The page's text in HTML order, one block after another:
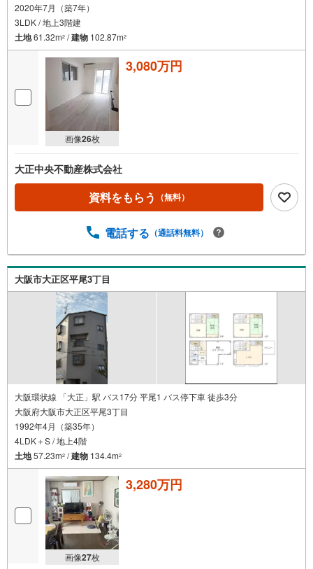
2020年7月（築7年）
3LDK / 地上3階建
土地61.32m2 /建物 102.87m2
画像26枚
3,080万円
大正中央不動産株式会社
資料をもらう （無料）
電話する （通話料無料）
大阪市大正区平尾3丁目
大阪環状線 「大正」駅 バス17分 平尾1 バス停下車 徒歩3分
大阪府大阪市大正区平尾3丁目
1992年4月（築35年）
4LDK＋S / 地上4階
土地57.23m2 /建物 134.4m2
画像27枚
3,280万円